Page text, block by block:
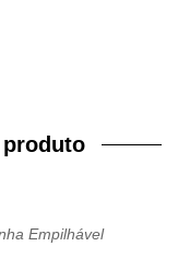
Empilhável